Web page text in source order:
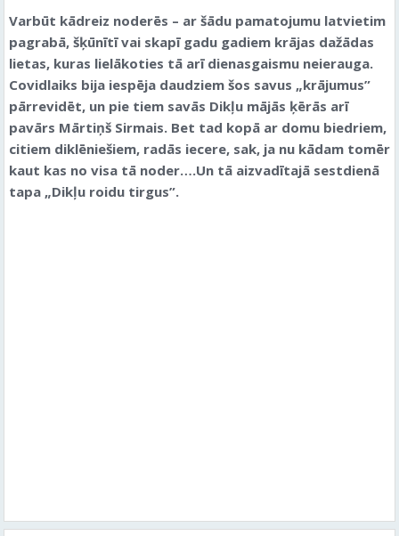
Varbūt kādreiz noderēs – ar šādu pamatojumu latvietim
pagrabā, šķūnītī vai skapī gadu gadiem krājas dažādas
lietas, kuras lielākoties tā arī dienasgaismu neierauga.
Covidlaiks bija iespēja daudziem šos savus „krājumus”
pārrevidēt, un pie tiem savās Dikļu mājās ķērās arī
pavārs Mārtiņš Sirmais. Bet tad kopā ar domu biedriem,
citiem diklēniešiem, radās iecere, sak, ja nu kādam tomēr
kaut kas no visa tā noder….Un tā aizvadītajā sestdienā
tapa „Dikļu roidu tirgus”.